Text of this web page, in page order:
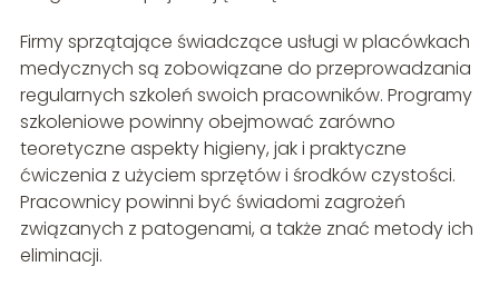
Firmy sprzątające świadczące usługi w placówkach
medycznych są zobowiązane do przeprowadzania
regularnych szkoleń swoich pracowników. Programy
szkoleniowe powinny obejmować zarówno
teoretyczne aspekty higieny, jak i praktyczne
ćwiczenia z użyciem sprzętów i środków czystości.
Pracownicy powinni być świadomi zagrożeń
związanych z patogenami, a także znać metody ich
eliminacji.